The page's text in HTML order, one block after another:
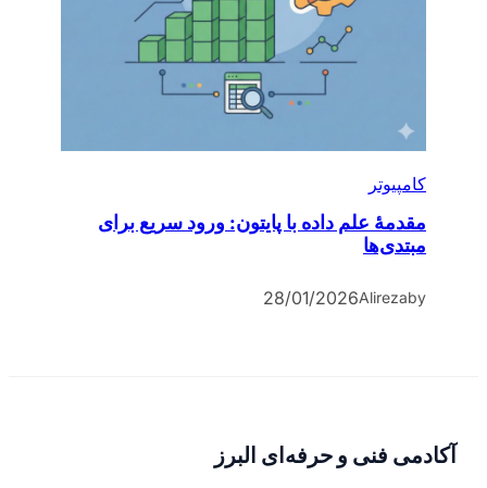
کامپیوتر
مقدمۀ علم داده با پایتون: ورود سریع برای
مبتدی‌ها
by
Alireza
28/01/2026
آکادمی فنی و حرفه‌ای البرز